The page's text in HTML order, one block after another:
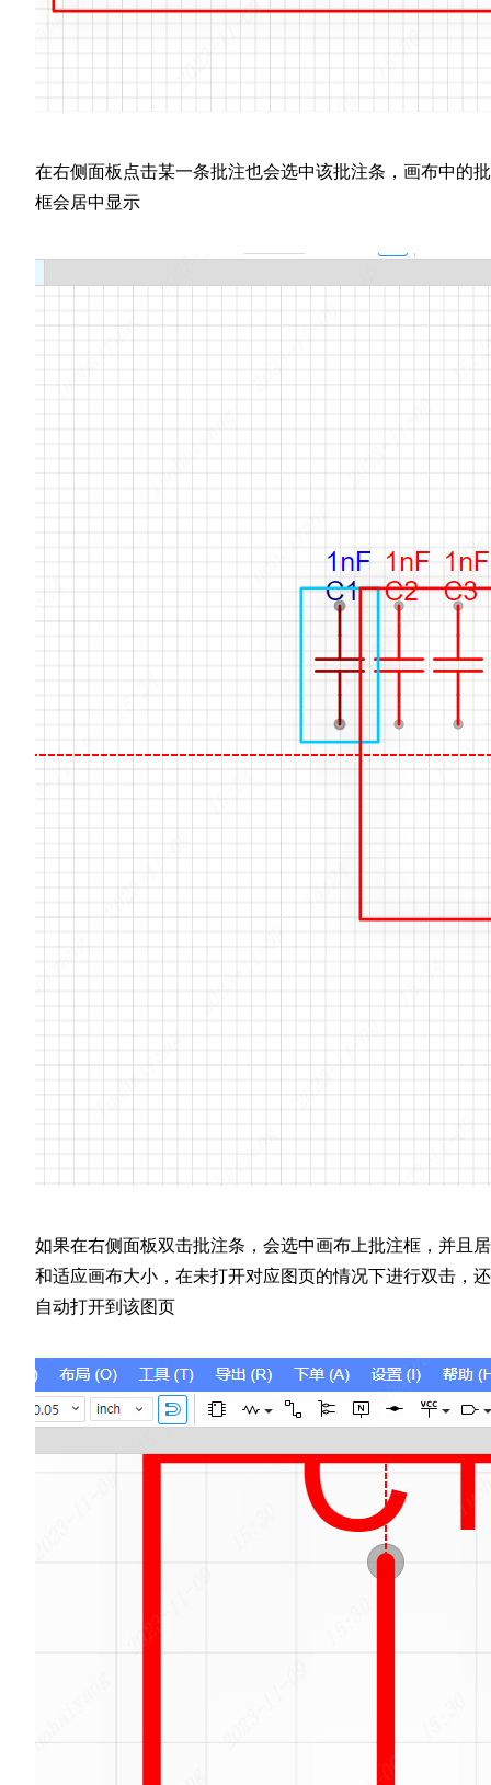
在右侧面板点击某一条批注也会选中该批注条，画布中的
框会居中显示
如果在右侧面板双击批注条，会选中画布上批注框，并且
和适应画布大小，在未打开对应图页的情况下进行双击，
自动打开到该图页